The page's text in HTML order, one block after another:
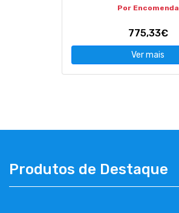
Por Encomenda
775,33€
Ver mais
Produtos de Destaque